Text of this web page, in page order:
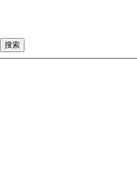
搜索